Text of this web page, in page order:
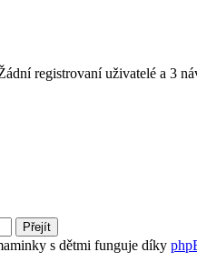
registrovaní uživatelé a 3
s dětmi funguje díky